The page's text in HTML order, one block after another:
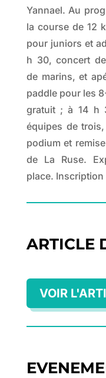
Yannael. Au
la course de 12
pour juniors et
h 30, concert
de marins, et
paddle pour les
gratuit ; à 14 h
équipes de
podium et
de La Ruse.
place.
ARTICLE
VOIR